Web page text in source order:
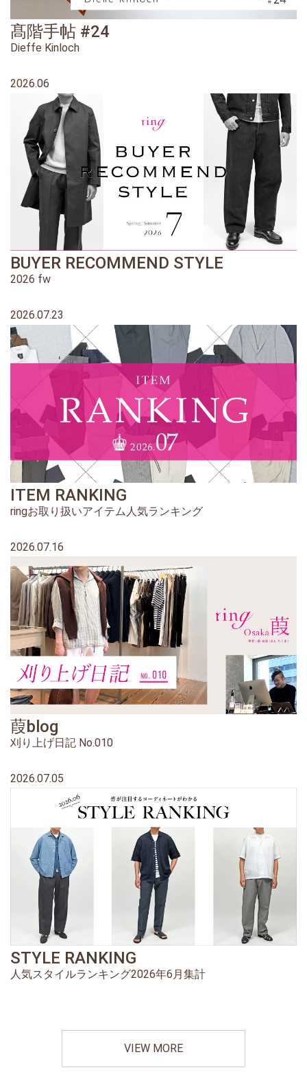
髙階手帖 #24
Dieffe Kinloch
2026.06
BUYER RECOMMEND STYLE
2026 fw
2026.07.23
ITEM RANKING
ringお取り扱いアイテム人気ランキング
2026.07.16
葭blog
刈り上げ日記 No.010
2026.07.05
STYLE RANKING
人気スタイルランキング2026年6月集計
VIEW MORE